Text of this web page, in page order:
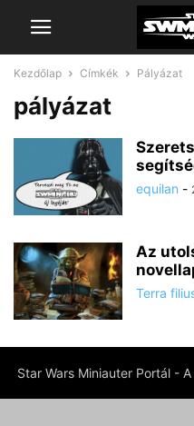
Kezdőlap Címkék Pályázat
pályázat
equilan -
Az
Terra
Star Wars Miniauter Portál -